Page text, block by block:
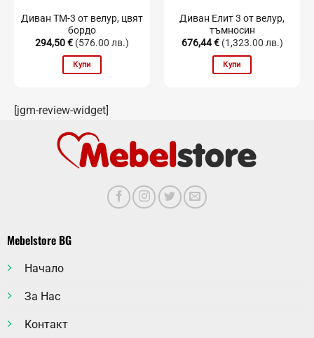
Диван TM-3 от велур, цвят
бордо
294,50€ (576.00 лв.)
Купи
Диван Елит 3 от велур,
тъмносин
676,44€ (1,323.00 лв.)
Купи
[jgm-review-widget]
Mebelstore BG
Начало
За Нас
Контакт